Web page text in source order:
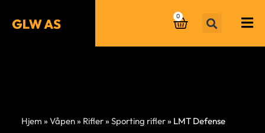
0
Hjem »Våpen» Rifler»Sporting rifler» LMT Defense